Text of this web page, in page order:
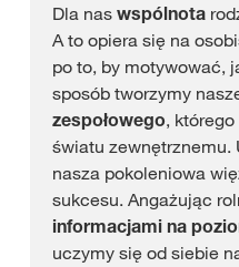
Dla nas wspólnota
A to opiera się na
po to, by motywować,
sposób tworzymy
zespołowego,
światu
nasza pokoleniowa
sukcesu. Angażując
informacjami na
uczymy się od siebie